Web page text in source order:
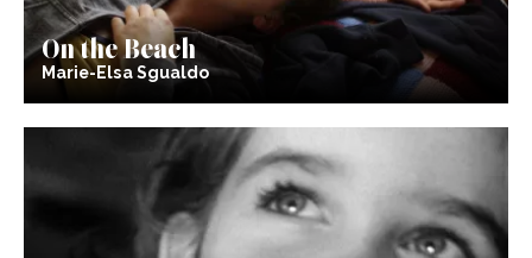
On the Beach
Marie-Elsa Sgualdo